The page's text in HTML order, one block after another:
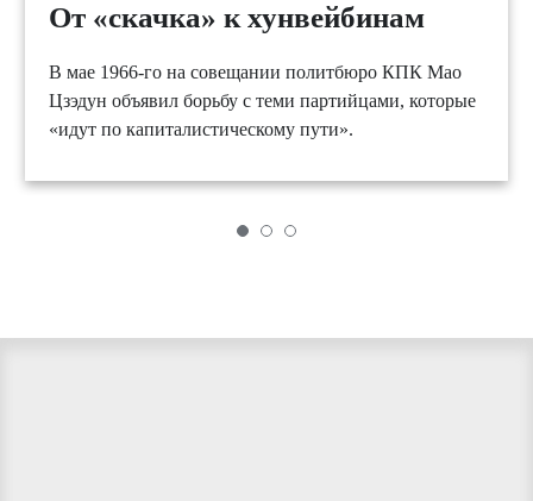
От «скачка» к хунвейбинам
В мае 1966-го на совещании политбюро КПК Мао
Цзэдун объявил борьбу с теми партийцами, которые
«идут по капиталистическому пути».